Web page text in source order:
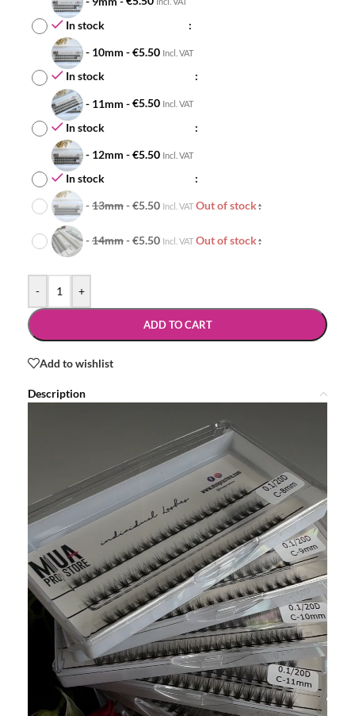
In stock
- 10mm -€5.50 Incl. VAT
In stock
- 11mm -€5.50 Incl. VAT
In stock
- 12mm -€5.50 Incl. VAT
In stock
-13mm-€5.50 Incl. VAT Out of stock
-14mm-€5.50 Incl. VAT Out of stock
- +
ADD TO CART
Add to wishlist
Description